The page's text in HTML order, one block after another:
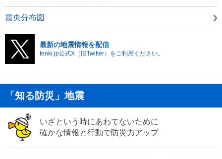
震央分布図
最新の地震情報を配信
tenki.jp公式X（旧Twitter）をご利用ください。
「知る防災」地震
いざという時にあわてないために
確かな情報と行動で防災力アップ